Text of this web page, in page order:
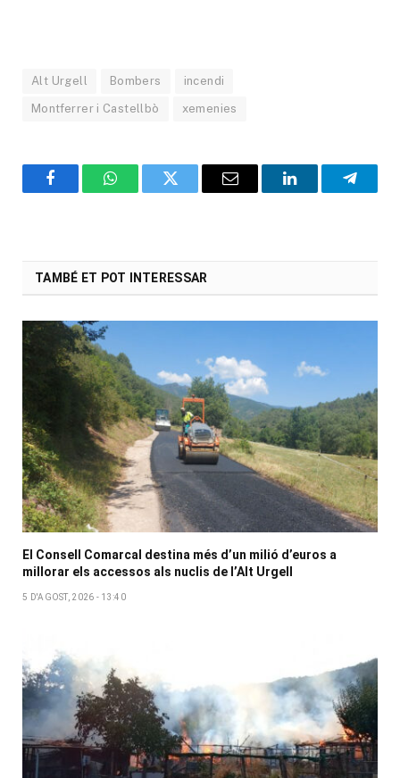
Alt Urgell Bombers incendi
Montferrer i Castellbò xemenies
FacebookWhatsAppTwitter Email LinkedIn
TAMBÉ ET POT INTERESSAR
El Consell Comarcal destina més d’un milió d’euros a
millorar els accessos als nuclis de l’Alt Urgell
5 D'AGOST, 2026 - 13:40